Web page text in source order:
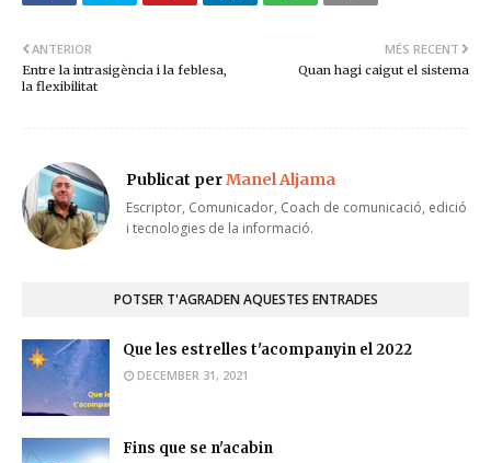
MÉS RECENT
Quan hagi caigut el sistema
ANTERIOR
Entre la intrasigència i la feblesa,
la flexibilitat
Publicat perManel Aljama
Escriptor, Comunicador, Coach de comunicació, edició
i tecnologies de la informació.
POTSER T'AGRADEN AQUESTES ENTRADES
Que les estrelles t'acompanyin el 2022
DECEMBER 31, 2021
Fins que se n'acabin